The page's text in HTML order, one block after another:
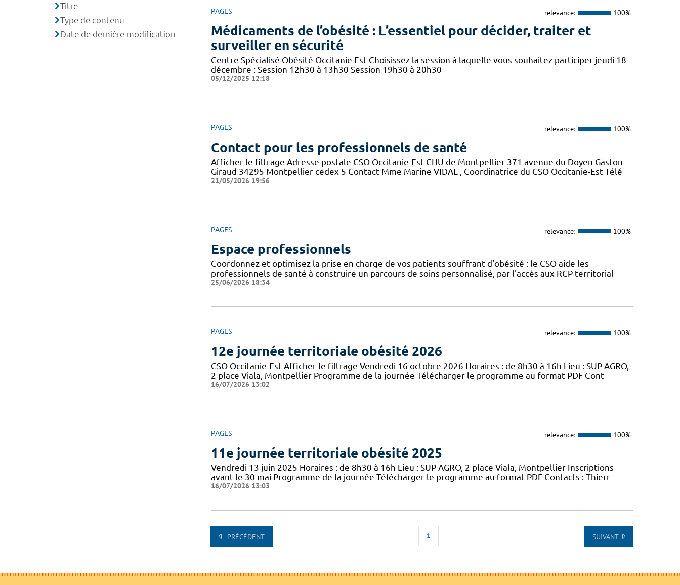
PAGES relevance: 100%
Médicaments de l’obésité : L’essentiel pour décider, traiter et
surveiller en sécurité
Centre Spécialisé Obésité Occitanie Est Choisissez la session à laquelle vous souhaitez participer jeudi 18
décembre : Session 12h30 à 13h30 Session 19h30 à 20h30
05/12/2025 12:18
PAGES relevance: 100%
Contact pour les professionnels de santé
Afficher le filtrage Adresse postale CSO Occitanie-Est CHU de Montpellier 371 avenue du Doyen Gaston
Giraud 34295 Montpellier cedex 5 Contact Mme Marine VIDAL , Coordinatrice du CSO Occitanie-Est Télé
21/05/2026 19:56
PAGES relevance: 100%
Espace professionnels
Coordonnez et optimisez la prise en charge de vos patients souffrant d'obésité : le CSO aide les
professionnels de santé à construire un parcours de soins personnalisé, par l'accès aux RCP territorial
25/06/2026 18:34
PAGES relevance: 100%
12e journée territoriale obésité 2026
CSO Occitanie-Est Afficher le filtrage Vendredi 16 octobre 2026 Horaires : de 8h30 à 16h Lieu : SUP AGRO,
2 place Viala, Montpellier Programme de la journée Télécharger le programme au format PDF Cont
16/07/2026 13:02
PAGES relevance: 100%
11e journée territoriale obésité 2025
Vendredi 13 juin 2025 Horaires : de 8h30 à 16h Lieu : SUP AGRO, 2 place Viala, Montpellier Inscriptions
avant le 30 mai Programme de la journée Télécharger le programme au format PDF Contacts : Thierr
16/07/2026 13:03
PRÉCÉDENT 1 SUIVANT
Titre
Type de contenu
Date de dernière modification